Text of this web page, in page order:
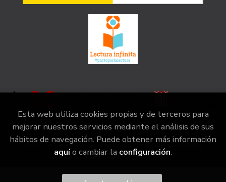
2026 ©la irreductible . Todos los Derechos Reservados |
Grupo Trevenque
Esta web utiliza cookies propias y de terceros para
mejorar nuestros servicios mediante el análisis de sus
hábitos de navegación. Puede obtener más información
aquío cambiar la configuración.